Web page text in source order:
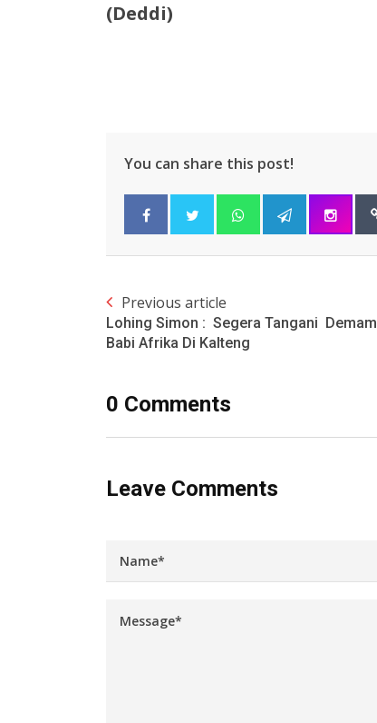
(Deddi)
You can share this post!
Previous article
Lohing Simon : Segera Tangani Demam
Babi Afrika Di Kalteng
0 Comments
Leave Comments